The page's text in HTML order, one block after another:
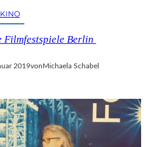
KINO
Berlin
2019vonMichaela Schabel